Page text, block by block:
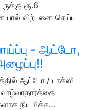
ரூ.6
பால் விற்பனை செய்ய
- ஆட்டோ,
ஆட்டோ / டாக்ஸி
வாழ்வாதாரத்தை
நியமிக்க…